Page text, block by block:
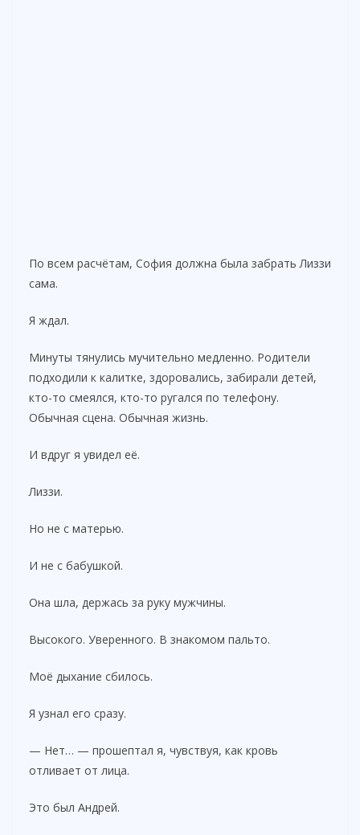
По всем расчётам, София должна была забрать Лиззи
сама.
Я ждал.
Минуты тянулись мучительно медленно. Родители
подходили к калитке, здоровались, забирали детей,
кто-то смеялся, кто-то ругался по телефону.
Обычная сцена. Обычная жизнь.
И вдруг я увидел её.
Лиззи.
Но не с матерью.
И не с бабушкой.
Она шла, держась за руку мужчины.
Высокого. Уверенного. В знакомом пальто.
Моё дыхание сбилось.
Я узнал его сразу.
— Нет… — прошептал я, чувствуя, как кровь
отливает от лица.
Это был Андрей.